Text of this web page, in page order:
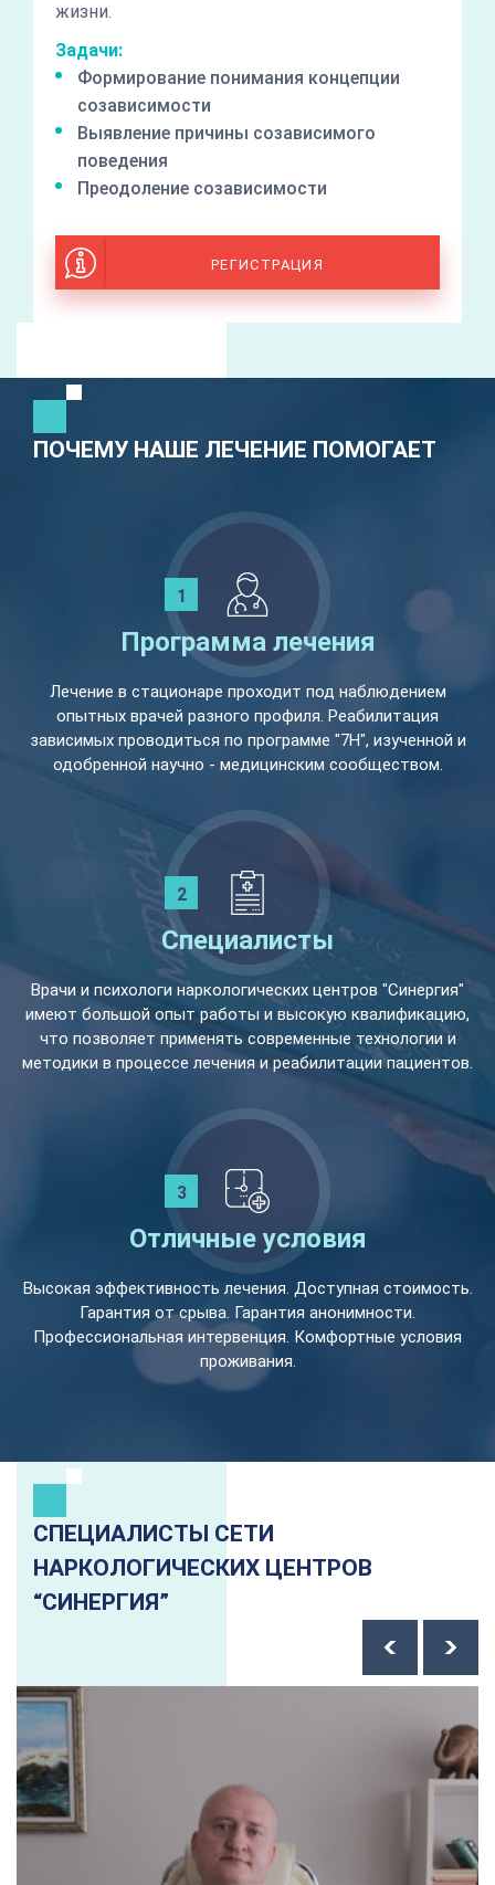
жизни.
Задачи:
Формирование понимания концепции
созависимости
Выявление причины созависимого
поведения
Преодоление созависимости
РЕГИСТРАЦИЯ
ПОЧЕМУ НАШЕ ЛЕЧЕНИЕ ПОМОГАЕТ
Программа лечения
Лечение в стационаре проходит под наблюдением
опытных врачей разного профиля. Реабилитация
зависимых проводиться по программе "7Н", изученной и
одобренной научно - медицинским сообществом.
Специалисты
Врачи и психологи наркологических центров "Синергия"
имеют большой опыт работы и высокую квалификацию,
что позволяет применять современные технологии и
методики в процессе лечения и реабилитации пациентов.
Отличные условия
Высокая эффективность лечения. Доступная стоимость.
Гарантия от срыва. Гарантия анонимности.
Профессиональная интервенция. Комфортные условия
проживания.
СПЕЦИАЛИСТЫ СЕТИ
НАРКОЛОГИЧЕСКИХ ЦЕНТРОВ
“СИНЕРГИЯ”